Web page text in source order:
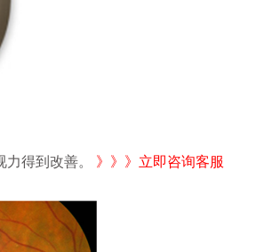
得到改善。 》》》立即咨询客服